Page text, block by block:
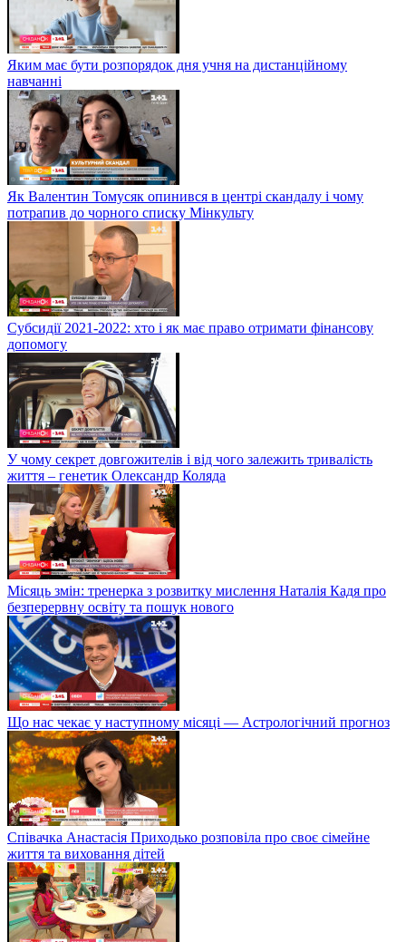
Яким має бути розпорядок дня учня на дистанційному
навчанні
Як Валентин Томусяк опинився в центрі скандалу і чому
потрапив до чорного списку Мінкульту
Субсидії 2021-2022: хто і як має право отримати фінансову
допомогу
У чому секрет довгожителів і від чого залежить тривалість
життя – генетик Олександр Коляда
Місяць змін: тренерка з розвитку мислення Наталія Кадя про
безперервну освіту та пошук нового
Що нас чекає у наступному місяці — Астрологічний прогноз
Співачка Анастасія Приходько розповіла про своє сімейне
життя та виховання дітей